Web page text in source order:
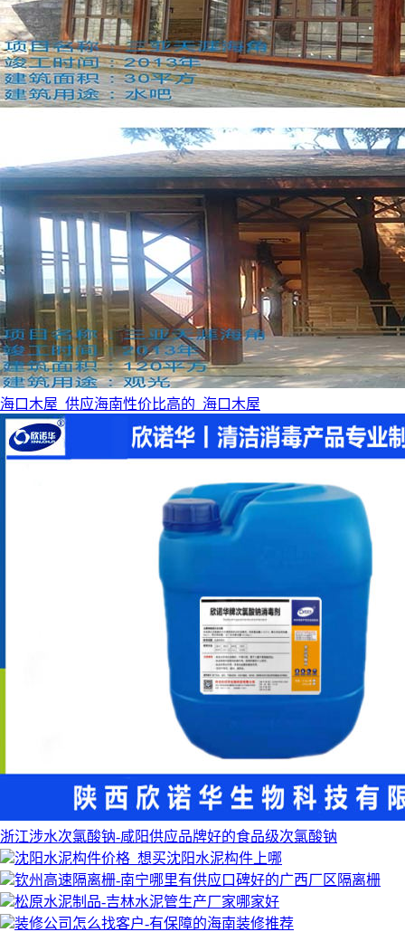
海口木屋_供应海南性价比高的_海口木屋
浙江涉水次氯酸钠-咸阳供应品牌好的食品级次氯酸钠
沈阳水泥构件价格_想买沈阳水泥构件上哪
钦州高速隔离栅-南宁哪里有供应口碑好的广西厂区隔离栅
松原水泥制品-吉林水泥管生产厂家哪家好
装修公司怎么找客户-有保障的海南装修推荐